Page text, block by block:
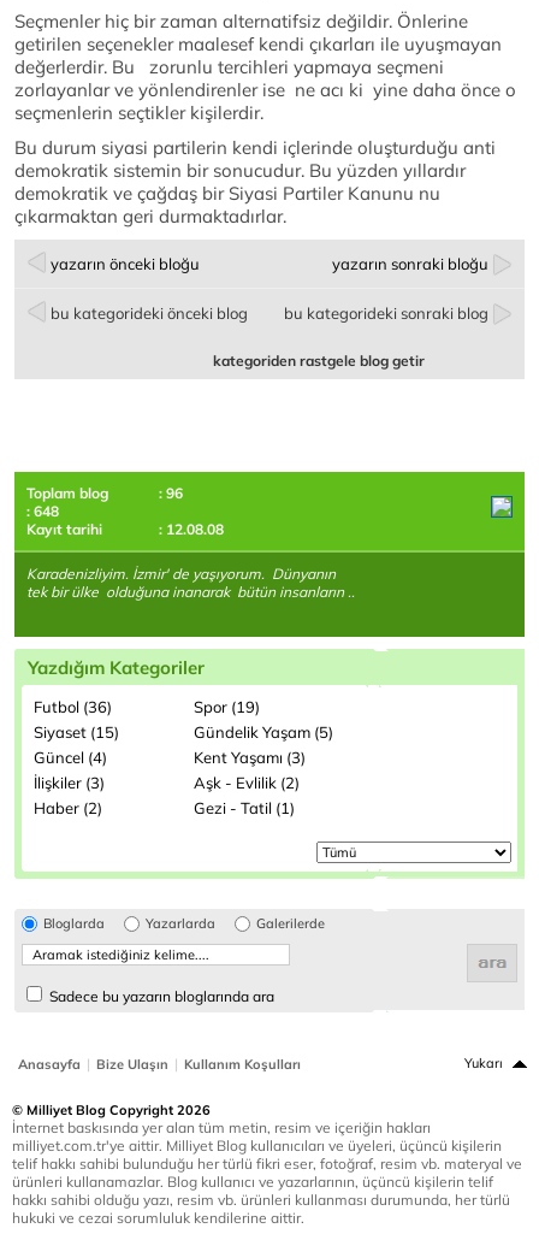
Seçmenler hiç bir zaman alternatifsiz değildir. Önlerine
getirilen seçenekler maalesef kendi çıkarları ile uyuşmayan
değerlerdir. Bu zorunlu tercihleri yapmaya seçmeni
zorlayanlar ve yönlendirenler ise ne acı ki yine daha önce o
seçmenlerin seçtikler kişilerdir.
Bu durum siyasi partilerin kendi içlerinde oluşturduğu anti
demokratik sistemin bir sonucudur. Bu yüzden yıllardır
demokratik ve çağdaş bir Siyasi Partiler Kanunu nu
çıkarmaktan geri durmaktadırlar.
yazarın önceki bloğu yazarın sonraki bloğu
bu kategorideki önceki blog bu kategorideki sonraki blog
kategoriden rastgele blog getir
Toplam blog
: 96
: 648
Kayıt tarihi
: 12.08.08
Karadenizliyim. İzmir' de yaşıyorum. Dünyanın
tek bir ülke olduğuna inanarak bütün insanların ..
Yazdığım Kategoriler
Futbol (36)
Spor (19)
Siyaset (15)
Gündelik Yaşam (5)
Güncel (4)
Kent Yaşamı (3)
İlişkiler (3)
Aşk - Evlilik (2)
Haber (2)
Gezi - Tatil (1)
Bloglarda Yazarlarda Galerilerde
Sadece bu yazarın bloglarında ara
Anasayfa | Bize Ulaşın | Kullanım Koşulları Yukarı
© Milliyet Blog Copyright 2026
İnternet baskısında yer alan tüm metin, resim ve içeriğin hakları
milliyet.com.tr'ye aittir. Milliyet Blog kullanıcıları ve üyeleri, üçüncü kişilerin
telif hakkı sahibi bulunduğu her türlü fikri eser, fotoğraf, resim vb. materyal ve
ürünleri kullanamazlar. Blog kullanıcı ve yazarlarının, üçüncü kişilerin telif
hakkı sahibi olduğu yazı, resim vb. ürünleri kullanması durumunda, her türlü
hukuki ve cezai sorumluluk kendilerine aittir.